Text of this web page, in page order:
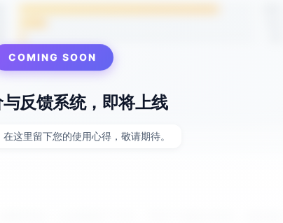
COMING SOON
反馈系统，即将上线
这里留下您的使用心得，敬请期待。